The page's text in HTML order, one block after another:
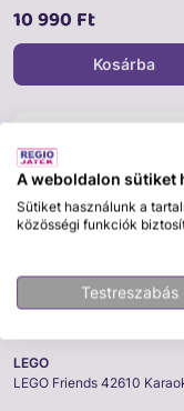
10 990 Ft
Kosárba
LEGO
LEGO Friends 42610
A weboldalon sütiket
Sütiket használunk a
közösségi funkciók
Testreszabás